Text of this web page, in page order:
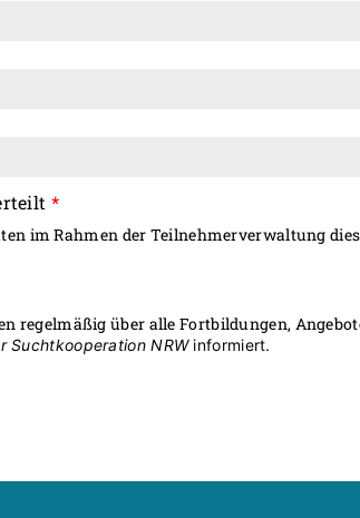
*
im Rahmen der Teilnehmerverwaltung
regelmäßig über alle Fortbildungen,
Suchtkooperation NRWinformiert.